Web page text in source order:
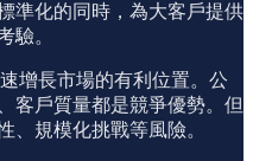
準化的同時，為大客戶提供
驗。
增長市場的有利位置。公
客戶質量都是競爭優勢。但
、規模化挑戰等風險。